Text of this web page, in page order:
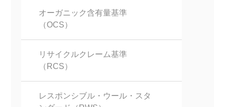
オーガニック含有量基準
（OCS）
リサイクルクレーム基準
（RCS）
レスポンシブル・ウール・スタ